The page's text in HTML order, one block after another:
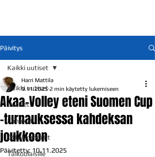
Päivitys
Kaikki uutiset
Uutiset
Ennakot
Otteluraportit
Talkoolaisille
Kaikki uutiset
Akaa-Volley eteni Suomen Cup
-turnauksessa kahdeksan
joukkoon
Harri Mattila
9.11.2025 2 min käytetty lukemiseen
Päivitetty: 10.11.2025